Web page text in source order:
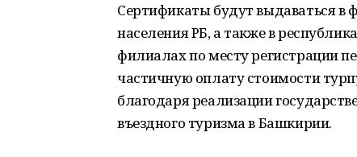
Сертификаты будут выдаваться
населения РБ, а также в
филиалах по месту регистрации
частичную оплату стоимости
благодаря реализации
въездного туризма в Башкирии.